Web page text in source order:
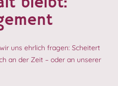
uns ehrlich fragen: Scheitert
an der Zeit – oder an unserer